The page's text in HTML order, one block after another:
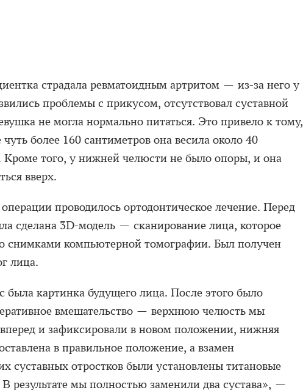
страдала ревматоидным артритом — из-за него у
проблемы с прикусом, отсутствовал суставной
не могла нормально питаться. Это привело к тому,
чуть более 160 сантиметров она весила около 40
Кроме того, у нижней челюсти не было опоры, и она
вверх.
проводилось ортодонтическое лечение. Перед
сделана 3D-модель — сканирование лица, которое
снимками компьютерной томографии. Был получен
лица.
была картинка будущего лица. После этого было
вмешательство — верхнюю челюсть мы
и зафиксировали в новом положении, нижняя
в правильное положение, а взамен
суставных отростков были установлены титановые
результате мы полностью заменили два сустава», —